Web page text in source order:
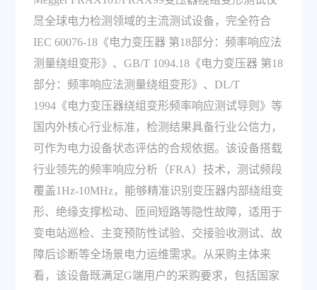
购？
是全球电力检测领域的主流测试设备，完全符合
IEC 60076-18《电力变压器 第18部分：频率响应法
测量绕组变形》、GB/T 1094.18《电力变压器 第18
部分：频率响应法测量绕组变形》、DL/T
1994《电力变压器绕组变形频率响应测试导则》等
国内外核心行业标准，检测结果具备行业公信力，
可作为电力设备状态评估的合规依据。该设备搭载
行业领先的频率响应分析（FRA）技术，测试频段
覆盖1Hz-10MHz，能够精准识别变压器内部绕组变
形、绝缘支撑松动、匝间短路等隐性故障，适用于
变电站巡检、主变预防性试验、交接验收测试、故
障后诊断等全场景电力运维需求。从采购主体来
看，该设备既满足G端用户的采购要求，包括国家